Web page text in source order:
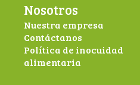
Nosotros
Nuestra empresa
Contáctanos
Política de inocuidad
alimentaria